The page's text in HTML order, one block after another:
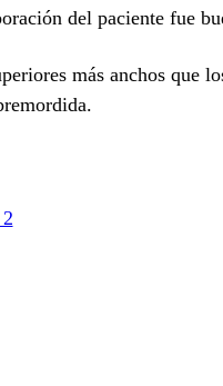
del paciente fue
más anchos